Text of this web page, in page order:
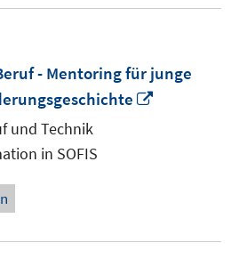
- Mentoring für junge
und Technik
in SOFIS